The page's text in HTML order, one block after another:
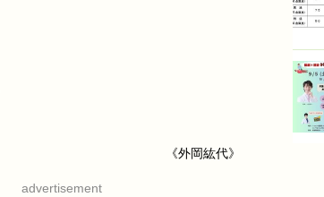
《外岡紘代》
advertisement